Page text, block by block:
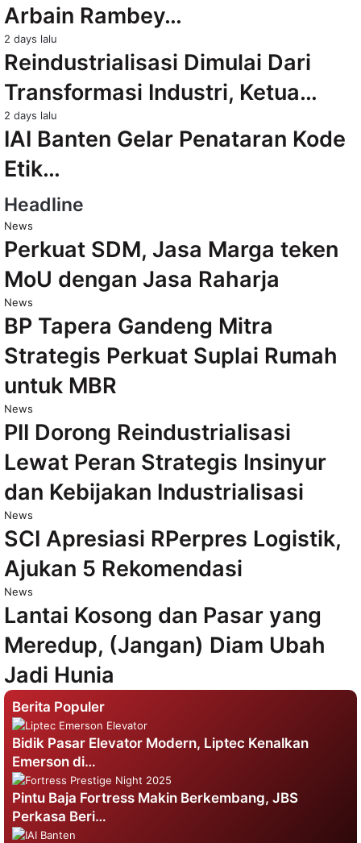
Arbain Rambey…
2 days lalu
Reindustrialisasi Dimulai Dari
Transformasi Industri, Ketua…
2 days lalu
IAI Banten Gelar Penataran Kode
Etik…
Headline
News
Perkuat SDM, Jasa Marga teken
MoU dengan Jasa Raharja
News
BP Tapera Gandeng Mitra
Strategis Perkuat Suplai Rumah
untuk MBR
News
PII Dorong Reindustrialisasi
Lewat Peran Strategis Insinyur
dan Kebijakan Industrialisasi
News
SCI Apresiasi RPerpres Logistik,
Ajukan 5 Rekomendasi
News
Lantai Kosong dan Pasar yang
Meredup, (Jangan) Diam Ubah
Jadi Hunia
Berita Populer
Bidik Pasar Elevator Modern, Liptec Kenalkan
Emerson di…
Pintu Baja Fortress Makin Berkembang, JBS
Perkasa Beri…